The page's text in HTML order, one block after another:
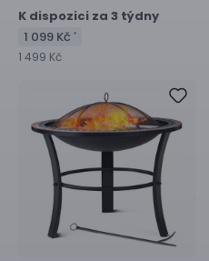
K dispozici za 3 týdny
1 099 Kč *
1 499 Kč